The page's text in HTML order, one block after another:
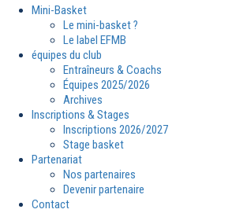
Mini-Basket
Le mini-basket ?
Le label EFMB
équipes du club
Entraîneurs & Coachs
Équipes 2025/2026
Archives
Inscriptions & Stages
Inscriptions 2026/2027
Stage basket
Partenariat
Nos partenaires
Devenir partenaire
Contact